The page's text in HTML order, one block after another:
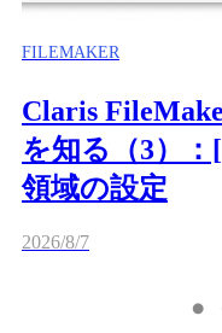
FILEMAKER
Claris
を知る（3）
領域の設定
2026/8/7